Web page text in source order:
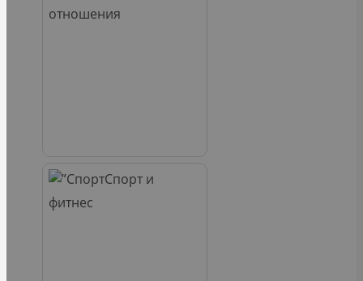
отношения
Спорт и
фитнес